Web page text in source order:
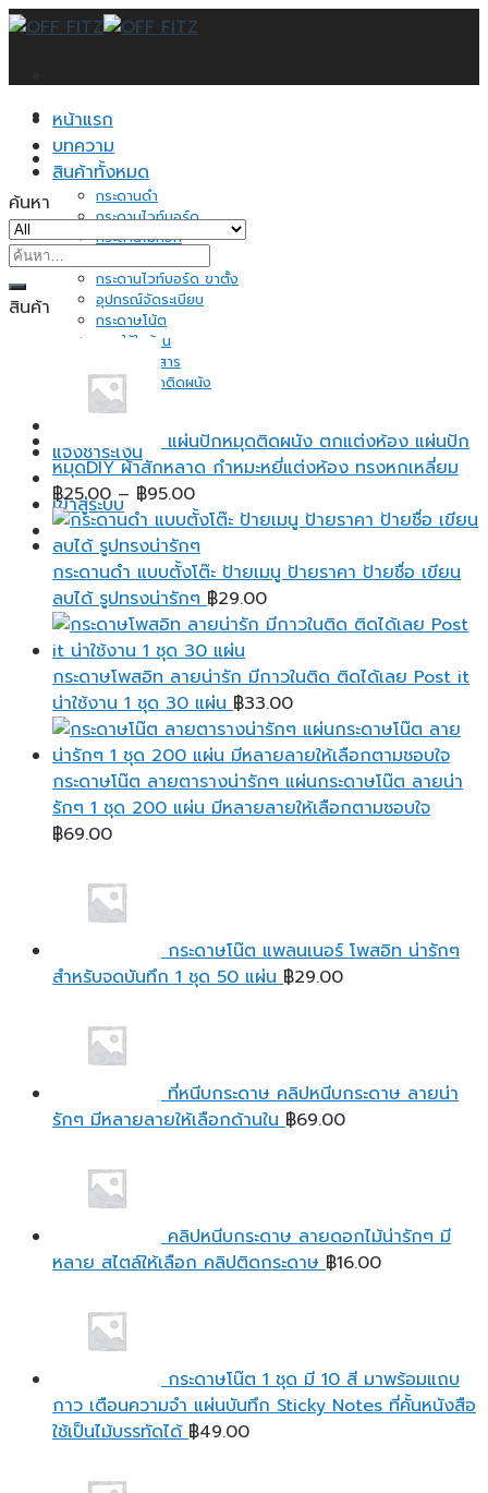
Skip
หน้าแรก
บทความ
สินค้าทั้งหมด
กระดานดำ
กระดานไวท์บอร์ด
กระดานไม้ก็อก
กระดานไวท์บอร์ด ขาตั้ง
อุปกรณ์จัดระเบียบ
กระดาษโน้ต
ของใช้ในบ้าน
ชั้นวางเอกสาร
แผ่นปักหมุดติดผนัง
อื่นๆ
แจ้งชำระเงิน
เข้าสู่ระบบ
ค้นหา
ค้นหา:
สินค้า
แผ่นปักหมุดติดผนัง ตกแต่งห้อง แผ่นปัก
หมุดDIY ผ้าสักหลาด กำหมะหยี่แต่งห้อง ทรงหกเหลี่ยม
฿25.00 – ฿95.00Price
range:
฿25.00
through
฿95.00
กระดานดำ แบบตั้งโต๊ะ ป้ายเมนู ป้ายราคา ป้ายชื่อ เขียน
ลบได้ รูปทรงน่ารักๆ ฿29.00
กระดาษโพสอิท ลายน่ารัก มีกาวในติด ติดได้เลย Post it
น่าใช้งาน 1 ชุด 30 แผ่น ฿33.00
กระดาษโน๊ต ลายตารางน่ารักๆ แผ่นกระดาษโน๊ต ลายน่า
รักๆ 1 ชุด 200 แผ่น มีหลายลายให้เลือกตามชอบใจ
฿69.00
กระดาษโน๊ต แพลนเนอร์ โพสอิท น่ารักๆ
สำหรับจดบันทึก 1 ชุด 50 แผ่น ฿29.00
ที่หนีบกระดาษ คลิปหนีบกระดาษ ลายน่า
รักๆ มีหลายลายให้เลือกด้านใน ฿69.00
คลิปหนีบกระดาษ ลายดอกไม้น่ารักๆ มี
หลาย สไตล์ให้เลือก คลิปติดกระดาษ ฿16.00
กระดาษโน๊ต 1 ชุด มี 10 สี มาพร้อมแถบ
กาว เตือนความจํา แผ่นบันทึก Sticky Notes ที่คั้นหนังสือ
ใช้เป็นไม้บรรทัดได้ ฿49.00